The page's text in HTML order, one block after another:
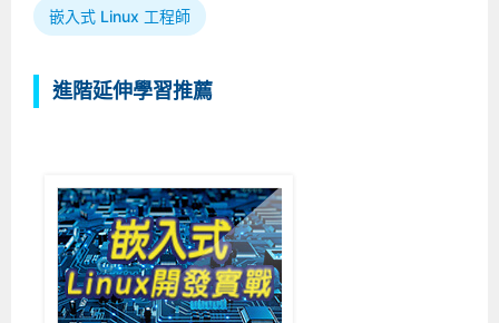
嵌入式 Linux 工程師
進階延伸學習推薦